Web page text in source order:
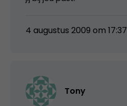
4 augustus 2009 om 17:37
Tony